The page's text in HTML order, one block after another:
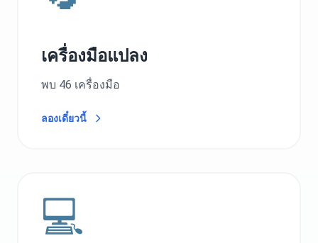
เครื่องมือแปลง
พบ 46 เครื่องมือ
ลองเดี๋ยวนี้
💻